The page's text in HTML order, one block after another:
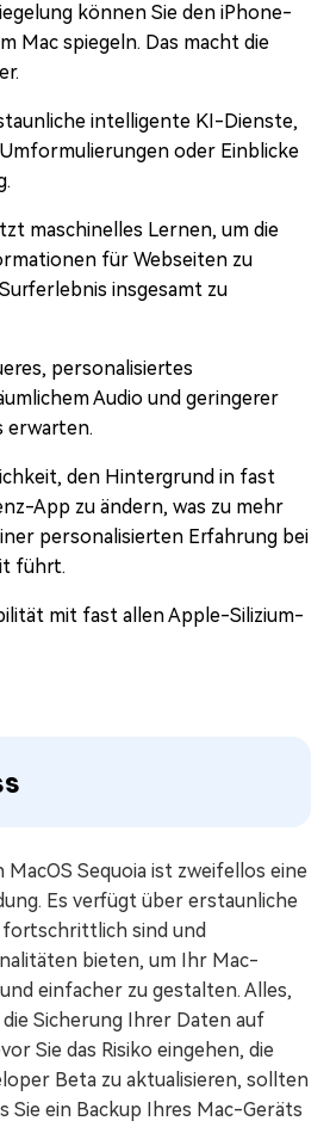
können Sie den iPhone-
Mac spiegeln. Das macht die
intelligente KI-Dienste,
oder Einblicke
maschinelles Lernen, um die
für Webseiten zu
insgesamt zu
personalisiertes
Audio und geringerer
erwarten.
den Hintergrund in fast
App zu ändern, was zu mehr
personalisierten Erfahrung bei
führt.
mit fast allen Apple-Silizium-
Sequoia ist zweifellos eine
Es verfügt über erstaunliche
sind und
bieten, um Ihr Mac-
einfacher zu gestalten. Alles,
Sicherung Ihrer Daten auf
Sie das Risiko eingehen, die
Beta zu aktualisieren, sollten
Sie ein Backup Ihres Mac-Geräts